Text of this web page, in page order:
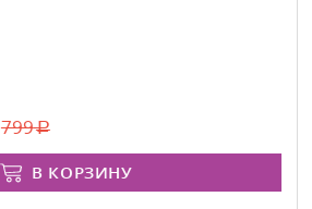
799
В КОРЗИНУ